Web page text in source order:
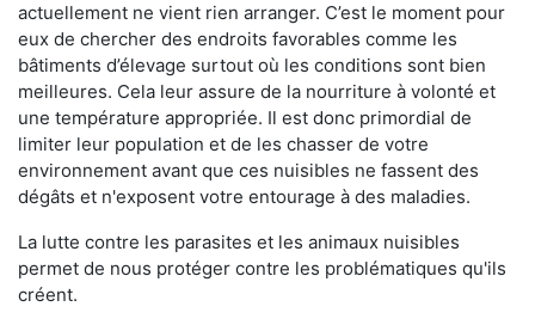
actuellement ne vient rien arranger. C’est le moment pour
eux de chercher des endroits favorables comme les
bâtiments d’élevage surtout où les conditions sont bien
meilleures. Cela leur assure de la nourriture à volonté et
une température appropriée. Il est donc primordial de
limiter leur population et de les chasser de votre
environnement avant que ces nuisibles ne fassent des
dégâts et n'exposent votre entourage à des maladies.
La lutte contre les parasites et les animaux nuisibles
permet de nous protéger contre les problématiques qu'ils
créent.